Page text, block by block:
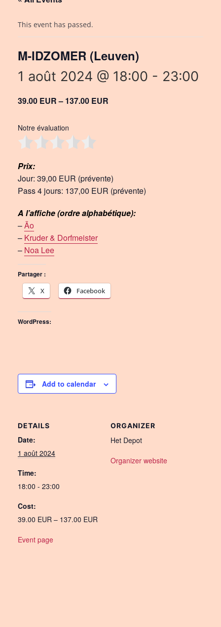
This event has passed.
M-IDZOMER (Leuven)
1 août 2024 @ 18:00 - 23:00
39.00 EUR – 137.00 EUR
Notre évaluation
Prix:
Jour: 39,00 EUR (prévente)
Pass 4 jours: 137,00 EUR (prévente)
A l’affiche (ordre alphabétique):
–Ão
– Kruder & Dorfmeister
– Noa Lee
Partager :
X
Facebook
WordPress:
Add to calendar
DETAILS
Date:
1 août 2024
Time:
18:00 - 23:00
Cost:
39.00 EUR – 137.00 EUR
Event page
ORGANIZER
Het Depot
Organizer website